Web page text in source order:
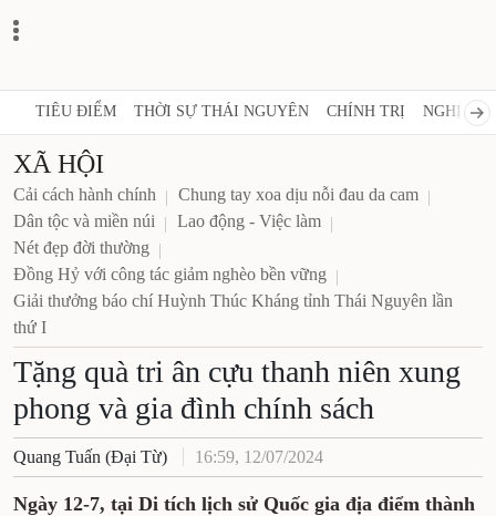
TIÊU ĐIỂM THỜI SỰ THÁI NGUYÊN CHÍNH TRỊ NGHỊ
XÃ HỘI
Cải cách hành chính
Chung tay xoa dịu nỗi đau da cam
Dân tộc và miền núi
Lao động - Việc làm
Nét đẹp đời thường
Đồng Hỷ với công tác giảm nghèo bền vững
Giải thưởng báo chí Huỳnh Thúc Kháng tỉnh Thái Nguyên lần
thứ I
Tặng quà tri ân cựu thanh niên xung
phong và gia đình chính sách
Quang Tuấn (Đại Từ) 16:59, 12/07/2024
Ngày 12-7, tại Di tích lịch sử Quốc gia địa điểm thành